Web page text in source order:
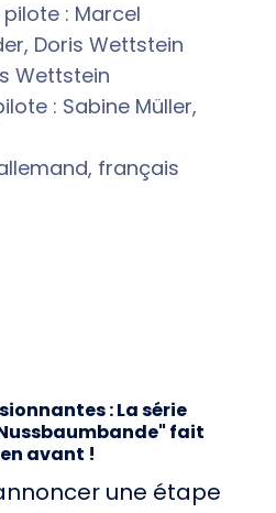
pilote : Marcel
Doris Wettstein
Wettstein
: Sabine Müller,
français
: La série
fait
avant !
une étape